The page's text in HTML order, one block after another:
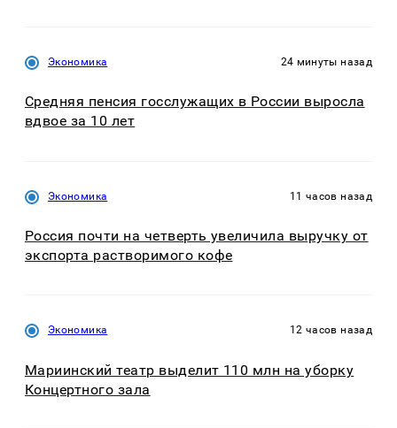
Экономика 24 минуты назад
Средняя пенсия госслужащих в России выросла
вдвое за 10 лет
Экономика 11 часов назад
Россия почти на четверть увеличила выручку от
экспорта растворимого кофе
Экономика 12 часов назад
Мариинский театр выделит 110 млн на уборку
Концертного зала